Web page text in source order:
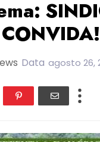
Data agosto 26,